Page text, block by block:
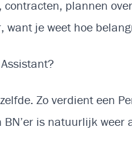
contracten, plannen
want je weet hoe
Zo verdient een
BN’er is natuurlijk